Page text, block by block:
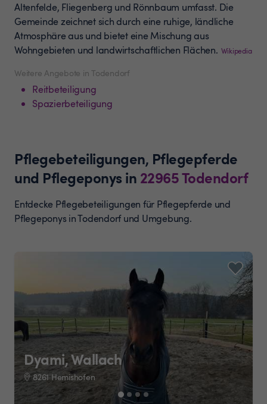
Weitere Angebote in Todendorf
Reitbeteiligung
Spazierbeteiligung
Altenfelde, Fliegenberg und Rönnbaum umfasst. Die
Gemeinde zeichnet sich durch eine ruhige, ländliche
Atmosphäre aus und bietet eine Mischung aus
Wohngebieten und landwirtschaftlichen Flächen. Wikipedia
Pflegebeteiligungen, Pflegepferde
und Pflegeponys in 22965Todendorf
Entdecke Pflegebeteiligungen für Pflegepferde und
Pflegeponys in Todendorf und Umgebung.
Dyami, Wallach
8261 Hemishofen